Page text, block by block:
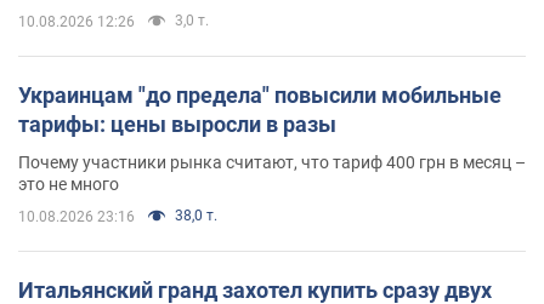
10.08.2026 12:26 3,0 т.
Украинцам "до предела" повысили мобильные
тарифы: цены выросли в разы
Почему участники рынка считают, что тариф 400 грн в месяц –
это не много
10.08.2026 23:16 38,0 т.
Итальянский гранд захотел купить сразу двух